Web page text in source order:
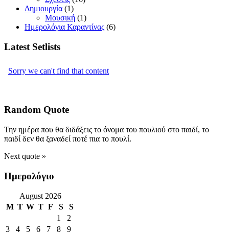
Δημιουργία (1)
Μουσική (1)
Ημερολόγια Καραντίνας (6)
Latest Setlists
Random Quote
Την ημέρα που θα διδάξεις το όνομα του πουλιού στο παιδί, το
παιδί δεν θα ξαναδεί ποτέ πια το πουλί.
Next quote »
Ημερολόγιο
August 2026
M T W T F S S
1
2
3
4 5 6 7 8
9